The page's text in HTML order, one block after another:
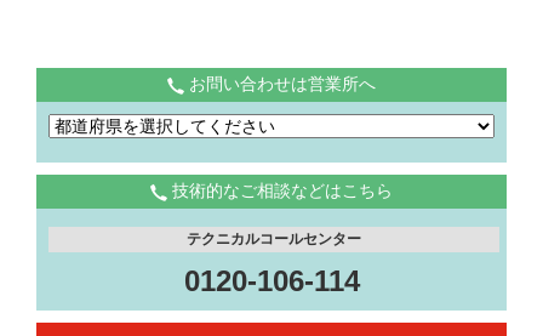
お問い合わせは営業所へ
技術的なご相談などはこちら
テクニカルコールセンター
0120-106-114